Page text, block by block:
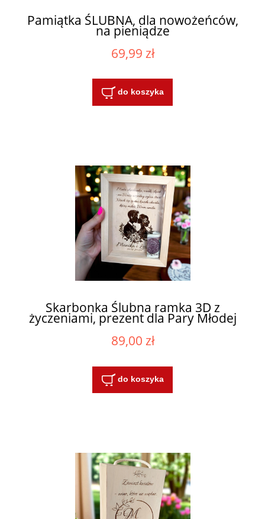
Pamiątka ŚLUBNA, dla nowożeńców,
na pieniądze
69,99 zł
do koszyka
Skarbonka Ślubna ramka 3D z
życzeniami, prezent dla Pary Młodej
89,00 zł
do koszyka